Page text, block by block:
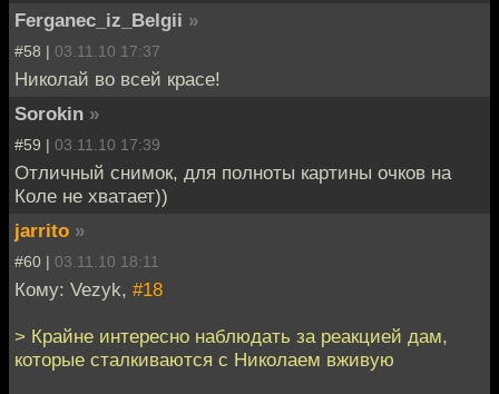
Ferganec_iz_Belgii »
#58 | 03.11.10 17:37
Николай во всей красе!
Sorokin »
#59 | 03.11.10 17:39
Отличный снимок, для полноты картины очков на
Коле не хватает))
jarrito »
#60 | 03.11.10 18:11
Кому: Vezyk, #18
> Крайне интересно наблюдать за реакцией дам,
которые сталкиваются с Николаем вживую